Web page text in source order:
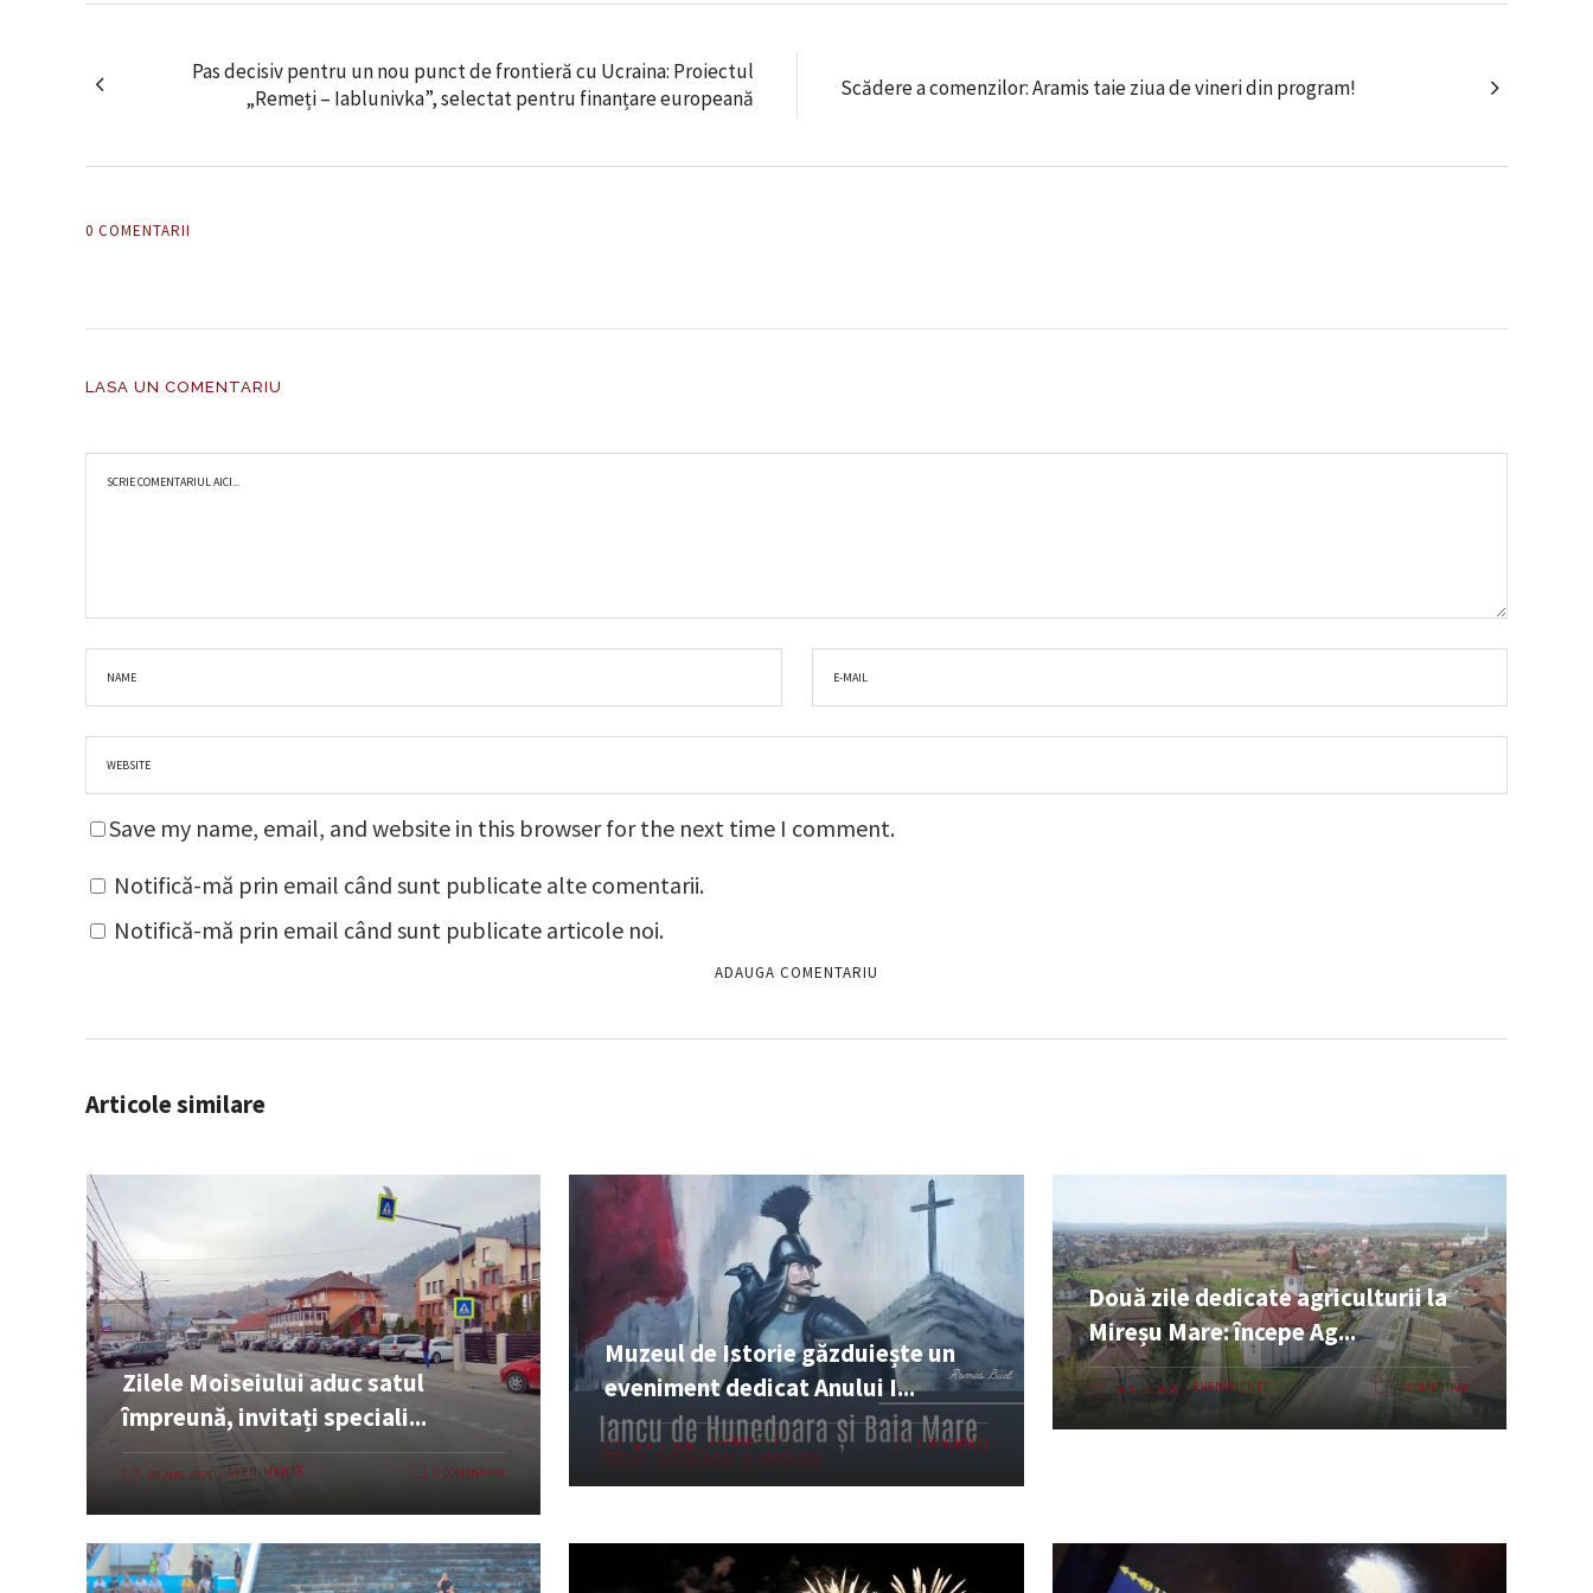
Pas decisiv pentru un nou punct de frontieră cu Ucraina: Proiectul
„Remeți – Iablunivka”, selectat pentru finanțare europeană
Scădere a comenzilor: Aramis taie ziua de vineri din program!
0 COMENTARII
LASA UN COMENTARIU
Save my name, email, and website in this browser for the next time I comment.
Notifică-mă prin email când sunt publicate alte comentarii.
Notifică-mă prin email când sunt publicate articole noi.
Articole similare
Zilele Moiseiului aduc satul
împreună, invitați speciali...
06 AUG. 2026 EVENIMENTE 0 COMENTARII
Muzeul de Istorie găzduiește un
eveniment dedicat Anului I...
06 AUG. 2026 EVENIMENTE 0 COMENTARII
Două zile dedicate agriculturii la
Mireșu Mare: începe Ag...
06 AUG. 2026 EVENIMENTE 0 COMENTARII